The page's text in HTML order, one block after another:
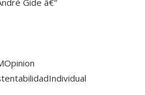
Gide â€“